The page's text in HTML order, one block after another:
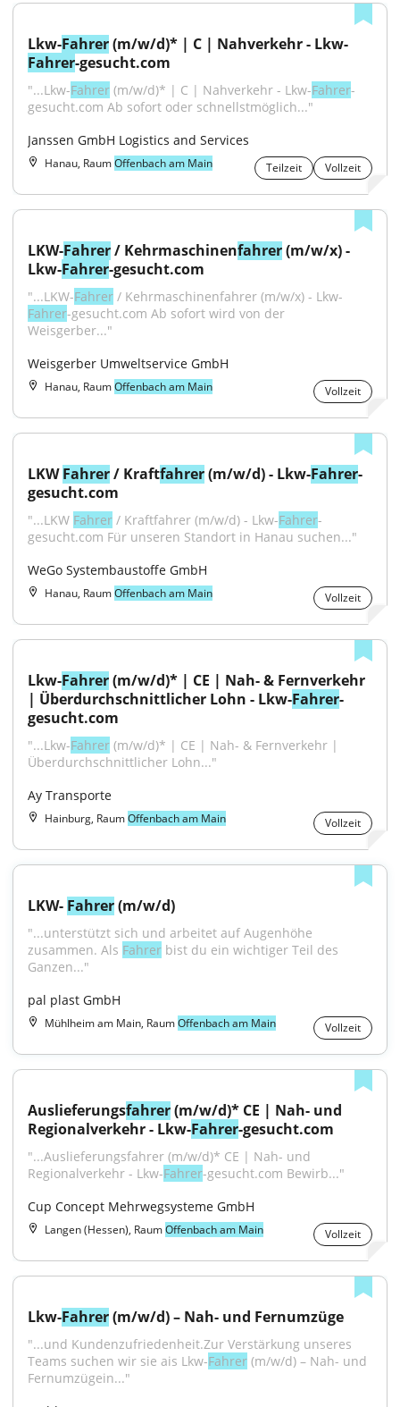
Lkw-Fahrer (m/w/d)* | C | Nahverkehr - Lkw-
Fahrer-gesucht.com
"...Lkw-Fahrer (m/w/d)* | C | Nahverkehr - Lkw-Fahrer-
gesucht.com Ab sofort oder schnellstmöglich..."
Janssen GmbH Logistics and Services
Hanau, RaumOffenbach am Main Teilzeit Vollzeit
LKW-Fahrer / Kehrmaschinenfahrer (m/w/x) -
Lkw-Fahrer-gesucht.com
"...LKW-Fahrer / Kehrmaschinenfahrer (m/w/x) - Lkw-
Fahrer-gesucht.com Ab sofort wird von der
Weisgerber..."
Weisgerber Umweltservice GmbH
Hanau, RaumOffenbach am Main Vollzeit
LKW Fahrer / Kraftfahrer (m/w/d) - Lkw-Fahrer-
gesucht.com
"...LKW Fahrer / Kraftfahrer (m/w/d) - Lkw-Fahrer-
gesucht.com Für unseren Standort in Hanau suchen..."
WeGo Systembaustoffe GmbH
Hanau, RaumOffenbach am Main Vollzeit
Lkw-Fahrer (m/w/d)* | CE | Nah- & Fernverkehr
| Überdurchschnittlicher Lohn - Lkw-Fahrer-
gesucht.com
"...Lkw-Fahrer (m/w/d)* | CE | Nah- & Fernverkehr |
Überdurchschnittlicher Lohn..."
Ay Transporte
Hainburg, RaumOffenbach am Main Vollzeit
LKW- Fahrer (m/w/d)
"...unterstützt sich und arbeitet auf Augenhöhe
zusammen. Als Fahrer bist du ein wichtiger Teil des
Ganzen..."
pal plast GmbH
Mühlheim am Main, RaumOffenbach am Main Vollzeit
Auslieferungsfahrer (m/w/d)* CE | Nah- und
Regionalverkehr - Lkw-Fahrer-gesucht.com
"...Auslieferungsfahrer (m/w/d)* CE | Nah- und
Regionalverkehr - Lkw-Fahrer-gesucht.com Bewirb..."
Cup Concept Mehrwegsysteme GmbH
Langen (Hessen), RaumOffenbach am Main Vollzeit
Lkw-Fahrer (m/w/d) – Nah- und Fernumzüge
"...und Kundenzufriedenheit.Zur Verstärkung unseres
Teams suchen wir sie ais Lkw-Fahrer (m/w/d) – Nah- und
Fernumzügein..."